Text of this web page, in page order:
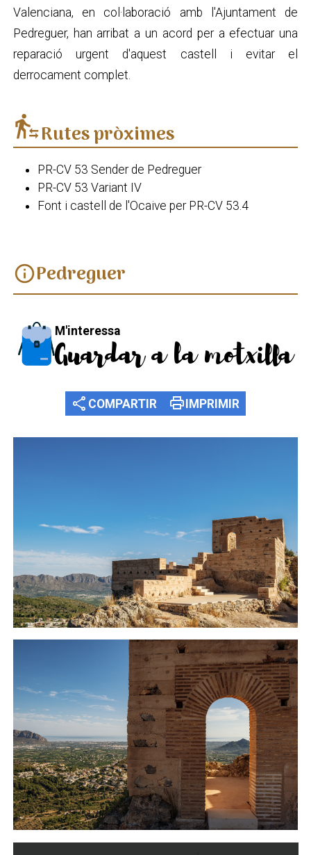
Valenciana, en col·laboració amb l'Ajuntament de
Pedreguer, han arribat a un acord per a efectuar una
reparació urgent d'aquest castell i evitar el
derrocament complet.
transfer_within_a_stationRutes pròximes
PR-CV 53 Sender de Pedreguer
PR-CV 53 Variant IV
Font i castell de l'Ocaive per PR-CV 53.4
infoPedreguer
M'interessa
Guardar a la motxilla
share COMPARTIR printIMPRIMIR